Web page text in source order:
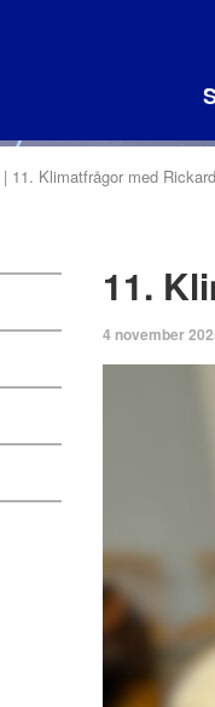
11. Klimatfrågor med
11.
4 november